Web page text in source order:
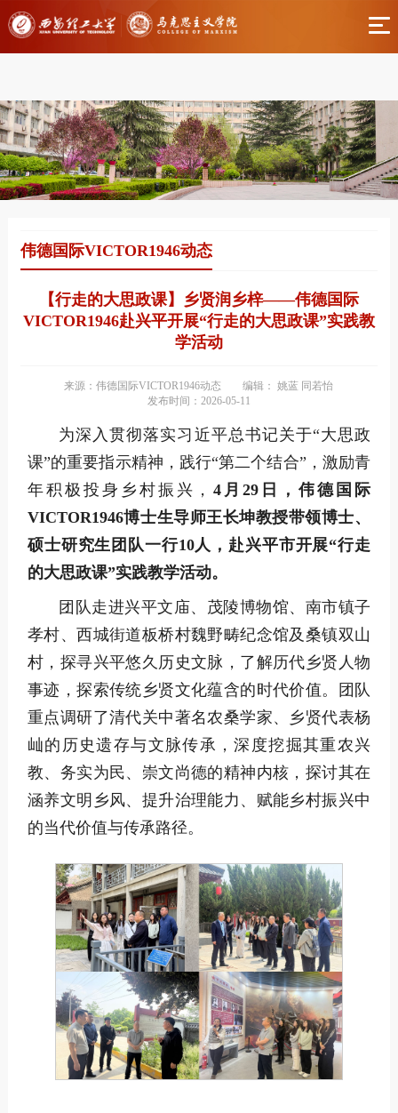
伟德国际(bv1946·源于英国)官方网站-Officials
Website
伟德国际VICTOR1946动态
【行走的大思政课】乡贤润乡梓——伟德国际
VICTOR1946赴兴平开展“行走的大思政课”实践教
学活动
来源：伟德国际VICTOR1946动态
编辑： 姚蓝 同若怡
发布时间：2026-05-11
为深入贯彻落实习近平总书记关于“大思政
课”的重要指示精神，践行“第二个结合”，激励青
年积极投身乡村振兴，4月29日，伟德国际
VICTOR1946博士生导师王长坤教授带领博士、
硕士研究生团队一行10人，赴兴平市开展“行走
的大思政课”实践教学活动。
团队走进兴平文庙、茂陵博物馆、南市镇子
孝村、西城街道板桥村魏野畴纪念馆及桑镇双山
村，探寻兴平悠久历史文脉，了解历代乡贤人物
事迹，探索传统乡贤文化蕴含的时代价值。团队
重点调研了清代关中著名农桑学家、乡贤代表杨
屾的历史遗存与文脉传承，深度挖掘其重农兴
教、务实为民、崇文尚德的精神内核，探讨其在
涵养文明乡风、提升治理能力、赋能乡村振兴中
的当代价值与传承路径。